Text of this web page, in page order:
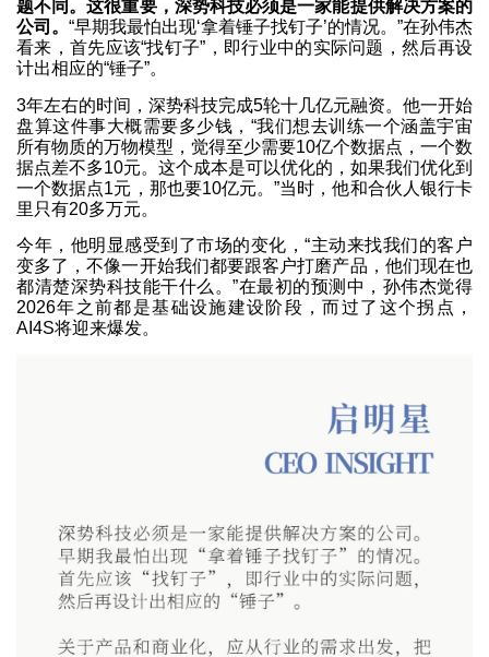
题不同。这很重要，深势科技必须是一家能提供解决方案的
公司。 “早期我最怕出现‘拿着锤子找钉子’的情况。”在孙伟杰
看来，首先应该“找钉子”，即行业中的实际问题，然后再设
计出相应的“锤子”。
3年左右的时间，深势科技完成5轮十几亿元融资。他一开始
盘算这件事大概需要多少钱，“我们想去训练一个涵盖宇宙
所有物质的万物模型，觉得至少需要10亿个数据点，一个数
据点差不多10元。这个成本是可以优化的，如果我们优化到
一个数据点1元，那也要10亿元。”当时，他和合伙人银行卡
里只有20多万元。
今年，他明显感受到了市场的变化，“主动来找我们的客户
变多了，不像一开始我们都要跟客户打磨产品，他们现在也
都清楚深势科技能干什么。”在最初的预测中，孙伟杰觉得
2026年之前都是基础设施建设阶段，而过了这个拐点，
AI4S将迎来爆发。